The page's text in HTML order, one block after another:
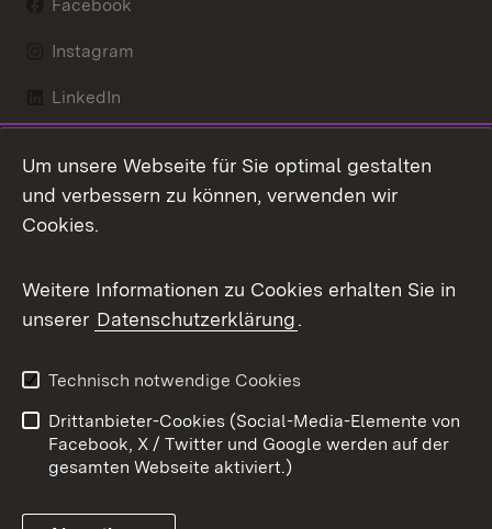
Facebook
Instagram
LinkedIn
X / Twitter
Youtube
Kontakt
Datenschutz
Barrierefreiheit
Impressum
Cookies
Um unsere Webseite für Sie optimal gestalten
und verbessern zu können, verwenden wir
Cookies.
Weitere Informationen zu Cookies erhalten Sie in
unserer Datenschutzerklärung.
Technisch notwendige Cookies
Drittanbieter-Cookies (Social-Media-Elemente von
Facebook, X / Twitter und Google werden auf der
gesamten Webseite aktiviert.)